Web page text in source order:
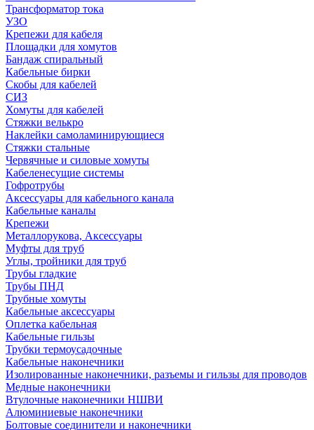
Трансформатор тока
УЗО
Крепежи для кабеля
Площадки для хомутов
Бандаж спиральный
Кабельные бирки
Cкобы для кабелей
СИЗ
Хомуты для кабелей
Стяжки велькро
Наклейки самоламинирующиеся
Стяжки стальные
Червячные и силовые хомуты
Кабеленесущие системы
Гофротрубы
Аксессуары для кабельного канала
Кабельные каналы
Крепежи
Металлорукова, Аксессуары
Муфты для труб
Углы, тройники для труб
Трубы гладкие
Трубы ПНД
Трубные хомуты
Кабельные аксессуары
Оплетка кабельная
Кабельные гильзы
Трубки термоусадочные
Кабельные наконечники
Изолированные наконечники, разъемы и гильзы для проводов
Медные наконечники
Втулочные наконечники НШВИ
Алюминиевые наконечники
Болтовые соединители и наконечники